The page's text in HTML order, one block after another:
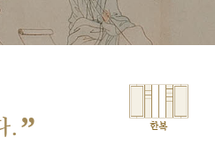
. ” 한복